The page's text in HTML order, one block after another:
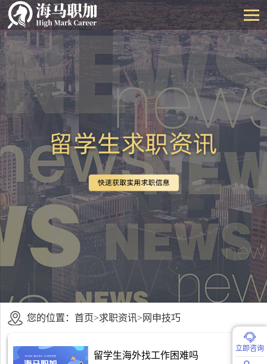
您的位置： 首页>求职资讯>网申技巧
留学生海外找工作困难吗
立即咨询